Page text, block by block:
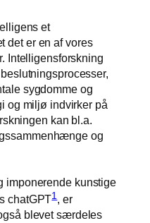
et
det er en af vores
Intelligensforskning
sygdomme og
og miljø indvirker på
kan bl.a.
og
imponerende kunstige
chatGPT1 , er
blevet særdeles